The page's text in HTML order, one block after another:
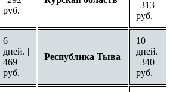
руб.
| 313
руб.
6
дней. |
469
руб.
Республика Тыва
10
дней.
| 340
руб.